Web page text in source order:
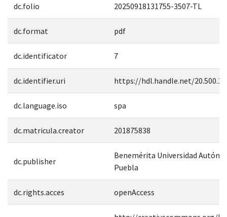
dc.folio 20250918131755-3507-TL
dc.format pdf
dc.identificator 7
dc.identifier.uri https://hdl.handle.net/
dc.language.iso spa
dc.matricula.creator 201875838
dc.publisher
Benemérita Universidad
Puebla
dc.rights.acces openAccess